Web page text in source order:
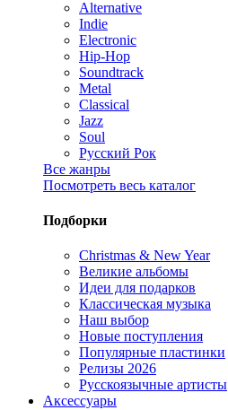
Alternative
Indie
Electronic
Hip-Hop
Soundtrack
Metal
Classical
Jazz
Soul
Русский Рок
Все жанры
Посмотреть весь каталог
Подборки
Christmas & New Year
Великие альбомы
Идеи для подарков
Классическая музыка
Наш выбор
Новые поступления
Популярные пластинки
Релизы 2026
Русскоязычные артисты
Аксессуары